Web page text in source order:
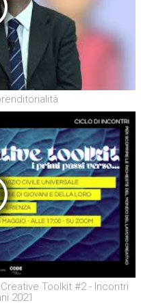
Toolkit #2 - Incontri
2021